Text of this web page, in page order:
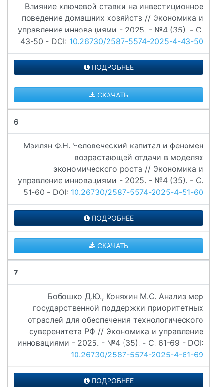
Влияние ключевой ставки на инвестиционное
поведение домашних хозяйств // Экономика и
управление инновациями - 2025. - №4 (35). - C.
43-50 - DOI: 10.26730/2587-5574-2025-4-43-50
ПОДРОБНЕЕ
СКАЧАТЬ
6
Маилян Ф.Н. Человеческий капитал и феномен
возрастающей отдачи в моделях
экономического роста // Экономика и
управление инновациями - 2025. - №4 (35). - C.
51-60 - DOI: 10.26730/2587-5574-2025-4-51-60
ПОДРОБНЕЕ
СКАЧАТЬ
7
Бобошко Д.Ю., Коняхин М.С. Анализ мер
государственной поддержки приоритетных
отраслей для обеспечения технологического
суверенитета РФ // Экономика и управление
инновациями - 2025. - №4 (35). - C. 61-69 - DOI:
10.26730/2587-5574-2025-4-61-69
ПОДРОБНЕЕ